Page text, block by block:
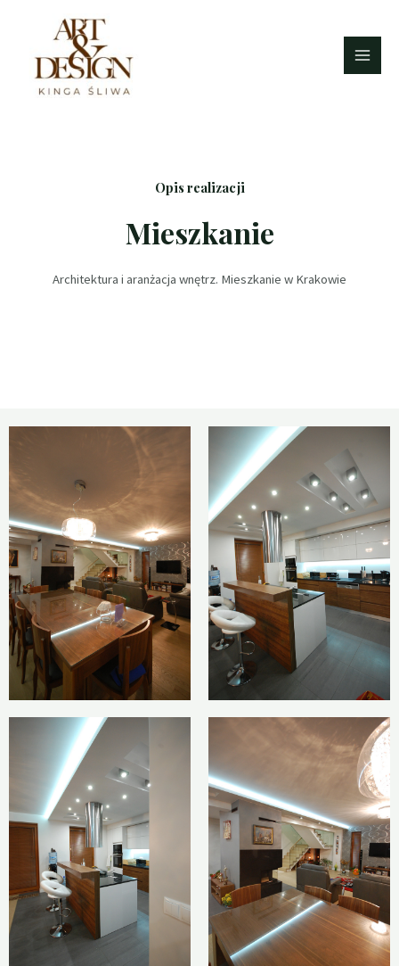
Opis realizacji
Mieszkanie
Architektura i aranżacja wnętrz. Mieszkanie w Krakowie